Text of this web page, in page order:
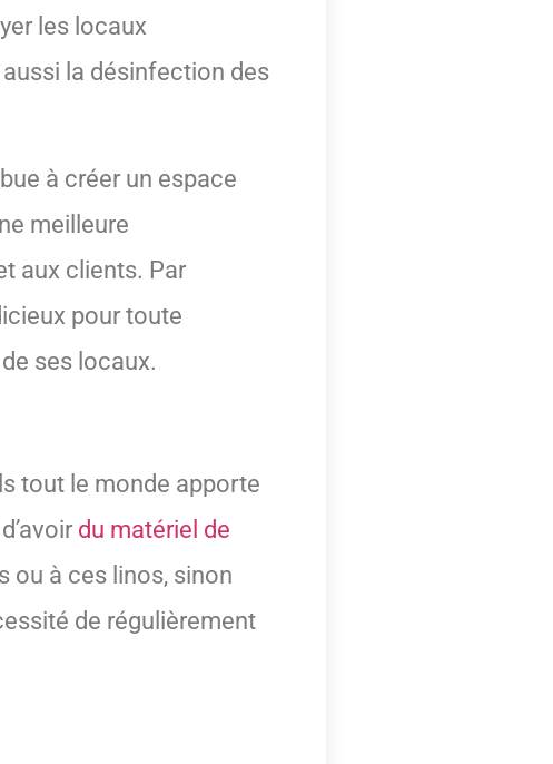
les locaux
la désinfection des
à créer un espace
meilleure
aux clients. Par
pour toute
ses locaux.
tout le monde apporte
du matériel de
ou à ces linos, sinon
de régulièrement